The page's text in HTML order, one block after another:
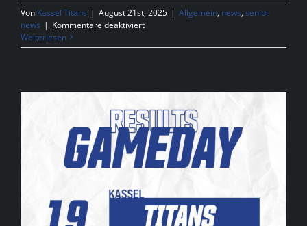
Von Kassel Titans | August 21st, 2025 | Allgemein, news, senior
news | Kommentare deaktiviertfür
Kassel
Eagles
Weiterlesen